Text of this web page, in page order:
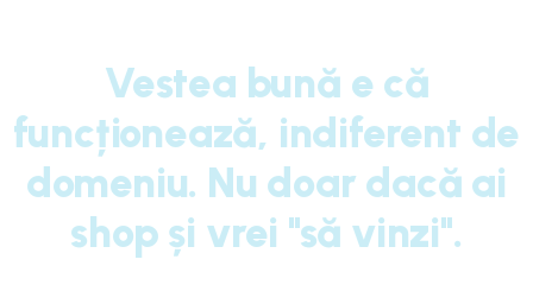
Vestea bună e că
funcționează, indiferent de
domeniu. Nu doar dacă ai
shop și vrei "să vinzi".